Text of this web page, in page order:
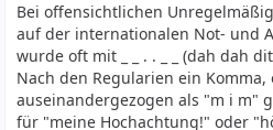
Bei offensichtlichen
auf der internationalen Not- und
wurde oft mit _ _ . . _ _ (dah dah
Nach den Regularien ein
auseinandergezogen als "m i m"
für "meine Hochachtung!" oder